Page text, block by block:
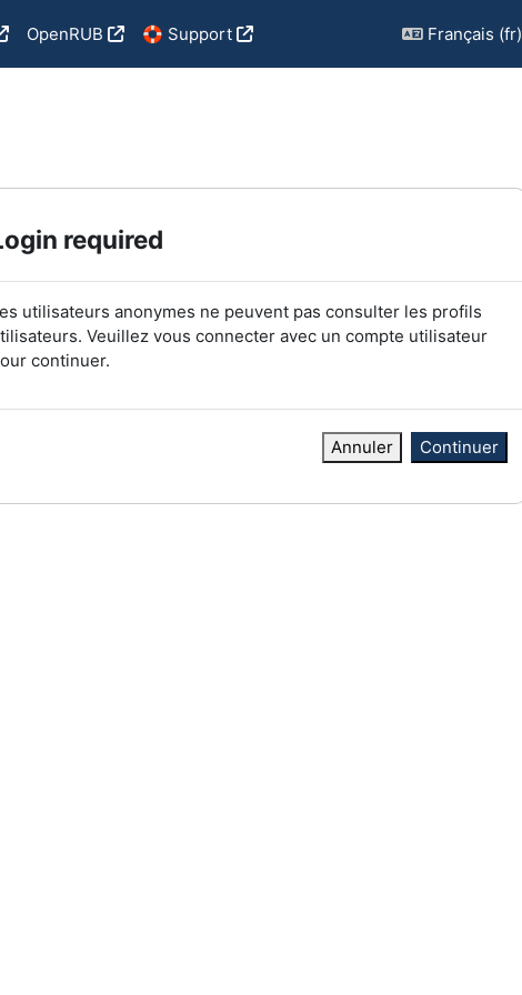
OpenRUB 🛟 Support Français ‎(fr)‎
required
utilisateurs anonymes ne peuvent pas consulter les profils
Veuillez vous connecter avec un compte utilisateur
continuer.
Annuler Continuer